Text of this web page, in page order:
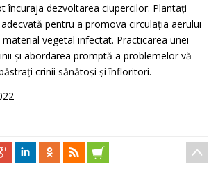
încuraja dezvoltarea ciupercilor. Plantați
pentru a promova circulația aerului
vegetal infectat. Practicarea unei
și abordarea promptă a problemelor vă
crinii sănătoși și înfloritori.